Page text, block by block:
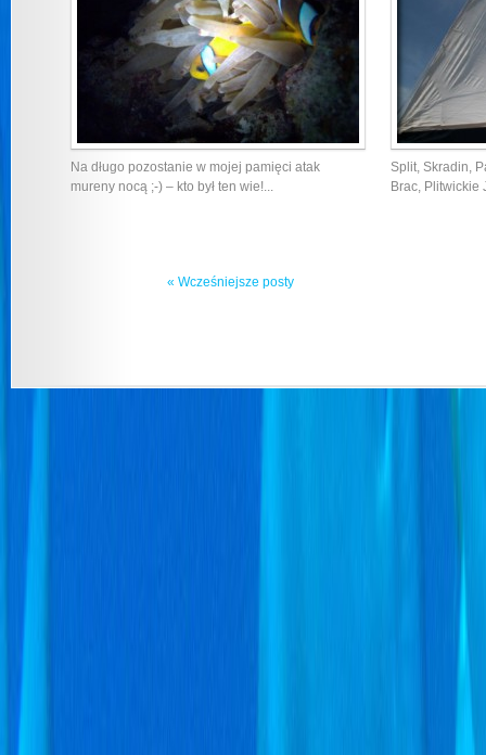
Na długo pozostanie w mojej pamięci atak
mureny nocą ;-) – kto był ten wie!...
Split, Skradin,
Brac, Plitwickie
« Wcześniejsze posty